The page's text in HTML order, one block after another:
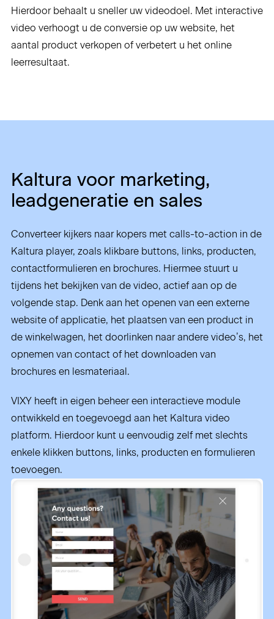
Hierdoor behaalt u sneller uw videodoel. Met interactive
video verhoogt u de conversie op uw website, het
aantal product verkopen of verbetert u het online
leerresultaat.
Kaltura voor marketing,
leadgeneratie en sales
Converteer kijkers naar kopers met calls-to-action in de
Kaltura player, zoals klikbare buttons, links, producten,
contactformulieren en brochures. Hiermee stuurt u
tijdens het bekijken van de video, actief aan op de
volgende stap. Denk aan het openen van een externe
website of applicatie, het plaatsen van een product in
de winkelwagen, het doorlinken naar andere video’s, het
opnemen van contact of het downloaden van
brochures en lesmateriaal.
VIXY heeft in eigen beheer een interactieve module
ontwikkeld en toegevoegd aan het Kaltura video
platform. Hierdoor kunt u eenvoudig zelf met slechts
enkele klikken buttons, links, producten en formulieren
toevoegen.